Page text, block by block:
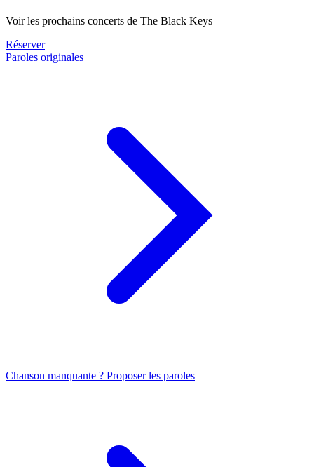
Voir les prochains concerts de The Black Keys
Réserver
Paroles originales
Chanson manquante ? Proposer les paroles